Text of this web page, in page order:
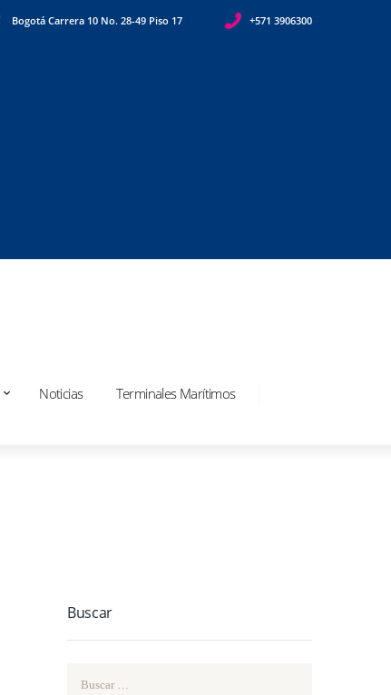
Bogotá Carrera 10 No. 28-49 Piso 17 +571 3906300
Noticias Terminales Marítimos
Buscar